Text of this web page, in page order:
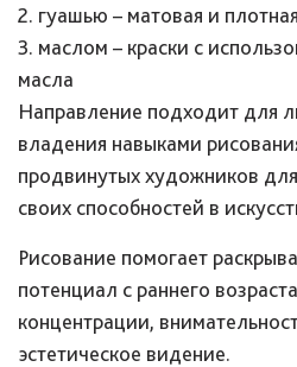
2. гуашью – матовая и
3. маслом – краски с
масла
Направление подходит для
владения навыками
продвинутых художников
своих способностей в
Рисование помогает
потенциал с раннего
концентрации,
эстетическое видение.